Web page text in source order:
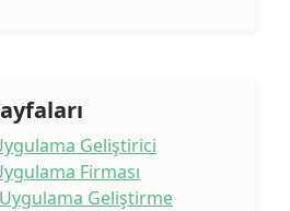
Geliştirici
Firması
Geliştirme